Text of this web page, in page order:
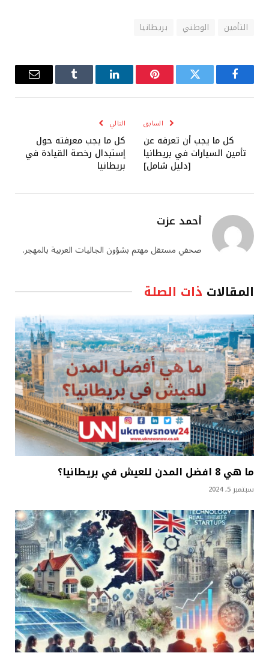
التأمين الوطني بريطانيا
فيسبوك تويتر بينتيريستلينكدإن Tumblr
البريد
السابق
كل ما يجب أن تعرفه عن
تأمين السيارات في بريطانيا
[دليل شامل]
التالي
كل ما يجب معرفته حول
إستبدال رخصة القيادة في
بريطانيا
أحمد عزت
صحفي مستقل مهتم بشؤون الجاليات العربية بالمهجر.
المقالات ذات الصلة
ما هي 8 افضل المدن للعيش في بريطانيا؟
سبتمبر 5, 2024